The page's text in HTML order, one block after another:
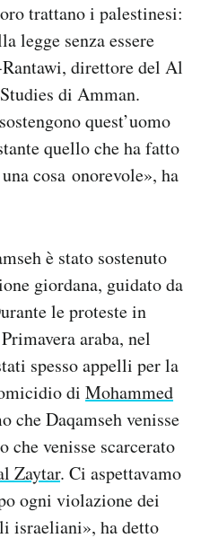
trattano i palestinesi:
legge senza essere
direttore del Al
di Amman.
quest’uomo
quello che ha fatto
cosa onorevole», ha
è stato sostenuto
giordana, guidato da
le proteste in
araba, nel
spesso appelli per la
di Mohammed
che Daqamseh venisse
che venisse scarcerato
Zaytar. Ci aspettavamo
ogni violazione dei
israeliani», ha detto